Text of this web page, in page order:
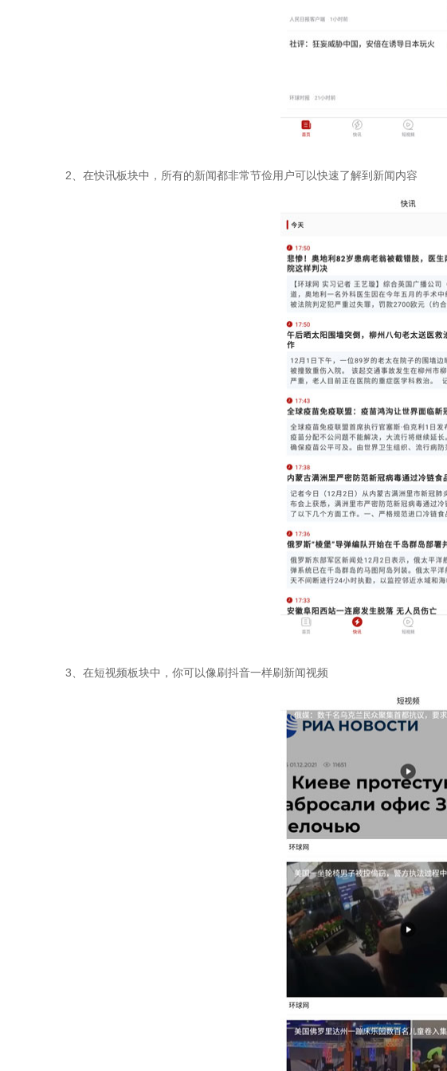
2、在快讯板块中，所有的新闻都非常节俭用户可以快速了解到新闻内容
3、在短视频板块中，你可以像刷抖音一样刷新闻视频